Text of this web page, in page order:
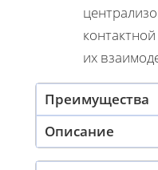
их
Преимущества
Описание